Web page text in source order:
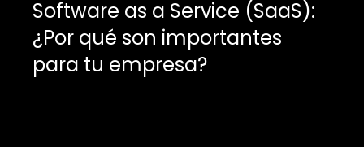
Software as a Service (SaaS):
¿Por qué son importantes
para tu empresa?